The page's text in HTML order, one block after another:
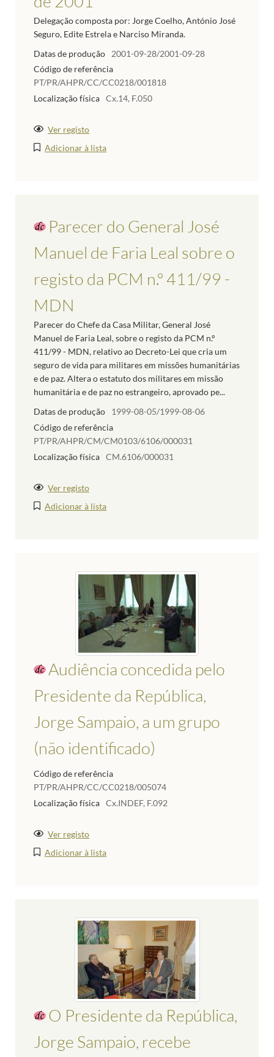
Delegação composta por: Jorge Coelho, António José
Seguro, Edite Estrela e Narciso Miranda.
Datas de produção
2001-09-28/2001-09-28
Código de referência
PT/PR/AHPR/CC/CC0218/001818
Localização física Cx.14, F.050
Ver registo
Adicionar à lista
Parecer do General José
Manuel de Faria Leal sobre o
registo da PCM n.º 411/99 -
MDN
Parecer do Chefe da Casa Militar, General José
Manuel de Faria Leal, sobre o registo da PCM n.º
411/99 - MDN, relativo ao Decreto-Lei que cria um
seguro de vida para militares em missões humanitárias
e de paz. Altera o estatuto dos militares em missão
humanitária e de paz no estrangeiro, aprovado pe...
Datas de produção
1999-08-05/1999-08-06
Código de referência
PT/PR/AHPR/CM/CM0103/6106/000031
Localização física CM.6106/000031
Ver registo
Adicionar à lista
Audiência concedida pelo
Presidente da República,
Jorge Sampaio, a um grupo
(não identificado)
Código de referência
PT/PR/AHPR/CC/CC0218/005074
Localização física Cx.INDEF, F.092
Ver registo
Adicionar à lista
O Presidente da República,
Jorge Sampaio, recebe